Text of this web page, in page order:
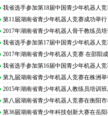
我省选手参加第18届中国青少年机器人
第11届湖南省青少年机器人竞赛成功举行
2017年湖南省青少年机器人骨干教练员
我省选手参加第17届中国青少年机器人
2017年湖南省青少年机器人竞赛 在邵阳
我省选手参加第16届中国青少年机器人
第九届湖南省青少年机器人竞赛在株洲
2015年湖南省青少年机器人教练员培训
第八届湖南省青少年机器人竞赛在衡阳
第36届湖南省青少年科技创新大赛在岳